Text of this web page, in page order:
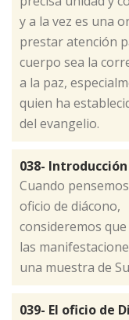
y a la vez es una
prestar atención
cuerpo sea la
a la paz,
quien ha
del evangelio.
038-
​Cuando
oficio de diácono,
consideremos
las
una muestra de
039- El oficio de